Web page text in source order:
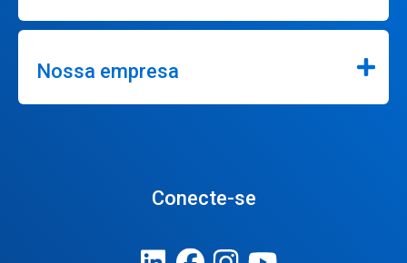
Nossa empresa
Conecte-se